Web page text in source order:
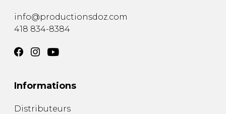
info@productionsdoz.com
418 834-8384
Informations
Distributeurs